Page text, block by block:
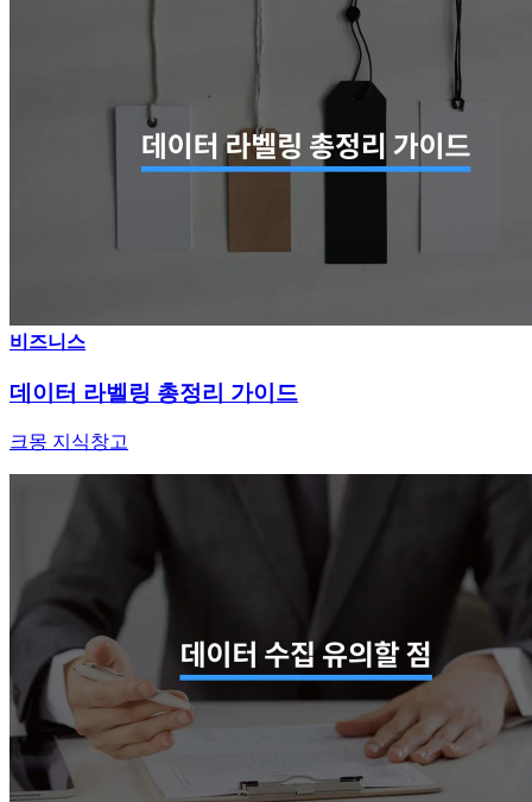
비즈니스
데이터 라벨링 총정리 가이드
크몽 지식창고